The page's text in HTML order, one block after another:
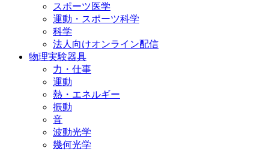
スポーツ医学
運動・スポーツ科学
科学
法人向けオンライン配信
物理実験器具
力・仕事
運動
熱・エネルギー
振動
音
波動光学
幾何光学